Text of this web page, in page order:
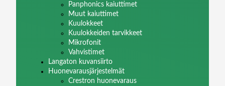
Panphonics kaiuttimet
Muut kaiuttimet
Kuulokkeet
Kuulokkeiden tarvikkeet
Mikrofonit
Vahvistimet
Langaton kuvansiirto
Huonevarausjärjestelmät
Crestron huonevaraus